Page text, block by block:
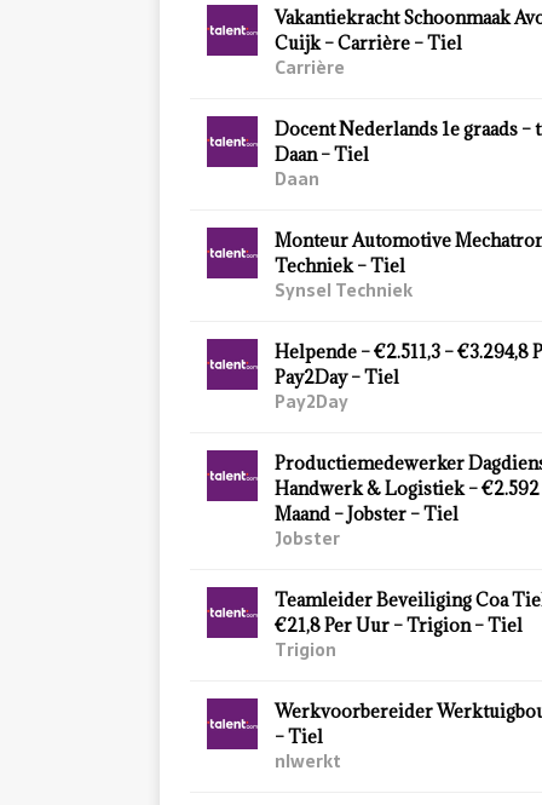
Vakantiekracht Schoonmaak
Cuijk – Carrière – Tiel
Carrière
Docent Nederlands 1e graads
Daan – Tiel
Daan
Monteur Automotive
Techniek – Tiel
Synsel Techniek
Helpende – €2.511,3 – €3.294,8
Pay2Day – Tiel
Pay2Day
Productiemedewerker
Handwerk & Logistiek – €2.592
Maand – Jobster – Tiel
Jobster
Teamleider Beveiliging Coa
€21,8 Per Uur – Trigion – Tiel
Trigion
Werkvoorbereider
– Tiel
nlwerkt